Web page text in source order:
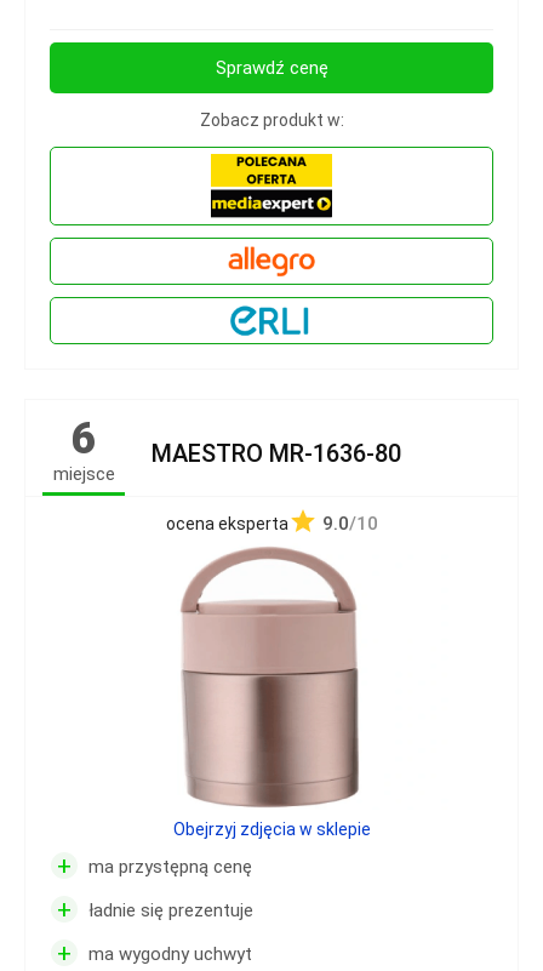
Sprawdź cenę
Zobacz produkt w:
6
miejsce
MAESTRO MR-1636-80
ocena eksperta 9.0/10
+ ma przystępną cenę
+ ładnie się prezentuje
+ ma wygodny uchwyt
Obejrzyj zdjęcia w sklepie